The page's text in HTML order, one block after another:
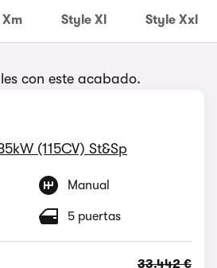
Style Xl Style Xxl
con este acabado.
(115CV) St&Sp
Manual
5 puertas
33.442 €